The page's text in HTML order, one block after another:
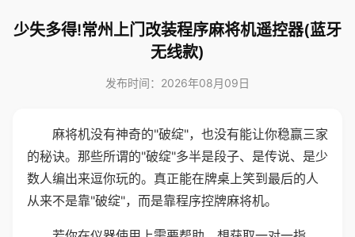
少失多得!常州上门改装程序麻将机遥控器(蓝牙
无线款)
发布时间：2026年08月09日
麻将机没有神奇的"破绽"，也没有能让你稳赢三家
的秘诀。那些所谓的"破绽"多半是段子、是传说、是少
数人编出来逗你玩的。真正能在牌桌上笑到最后的人
从来不是靠"破绽"，而是靠程序控牌麻将机。